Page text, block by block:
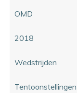
OMD
2018
Wedstrijden
Tentoonstellingen